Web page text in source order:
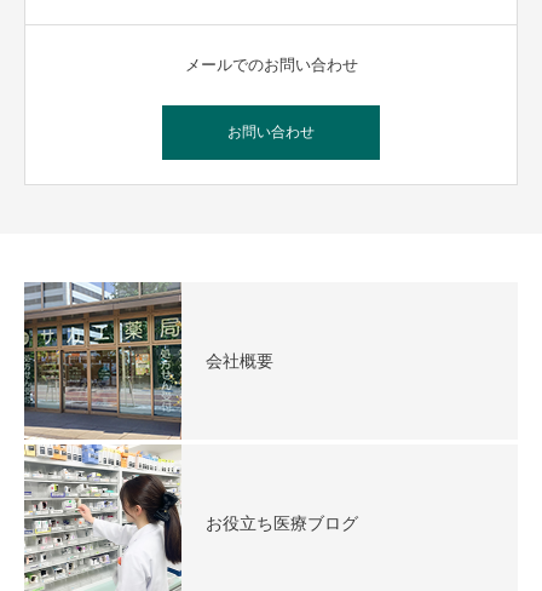
メールでのお問い合わせ
お問い合わせ
会社概要
お役立ち医療ブログ